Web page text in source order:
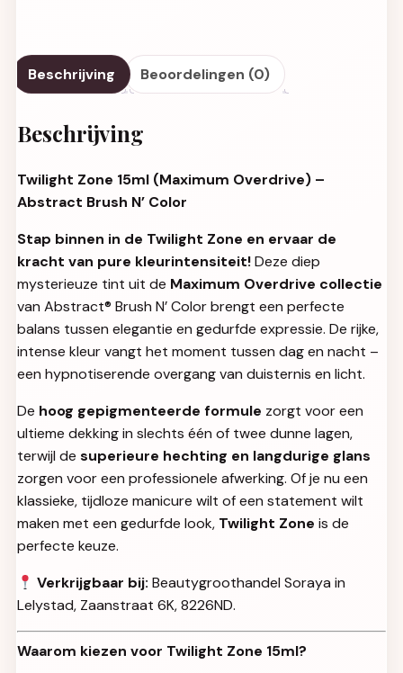
Beschrijving Beoordelingen (0)
Beschrijving
Twilight Zone 15ml (Maximum Overdrive) –
Abstract Brush N’ Color
Stap binnen in de Twilight Zone en ervaar de
kracht van pure kleurintensiteit!Deze diep
mysterieuze tint uit de Maximum Overdrive collectie
van Abstract® Brush N’ Color brengt een perfecte
balans tussen elegantie en gedurfde expressie. De rijke,
intense kleur vangt het moment tussen dag en nacht –
een hypnotiserende overgang van duisternis en licht.
De hoog gepigmenteerde formule zorgt voor een
ultieme dekking in slechts één of twee dunne lagen,
terwijl de superieure hechting en langdurige glans
zorgen voor een professionele afwerking. Of je nu een
klassieke, tijdloze manicure wilt of een statement wilt
maken met een gedurfde look, Twilight Zone is de
perfecte keuze.
Verkrijgbaar bij: Beautygroothandel Soraya in
Lelystad, Zaanstraat 6K, 8226ND.
Waarom kiezen voor Twilight Zone 15ml?